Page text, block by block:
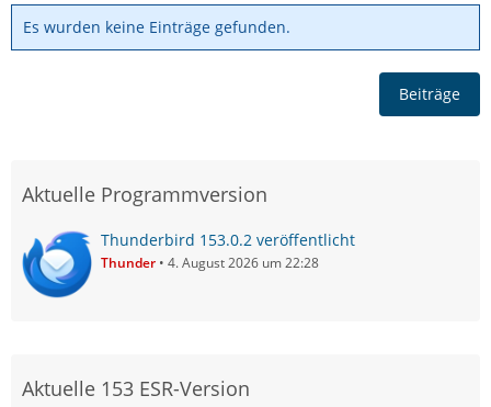
Es wurden keine Einträge gefunden.
Beiträge
Aktuelle Programmversion
Thunderbird 153.0.2 veröffentlicht
Thunder 4. August 2026 um 22:28
Aktuelle 153 ESR-Version